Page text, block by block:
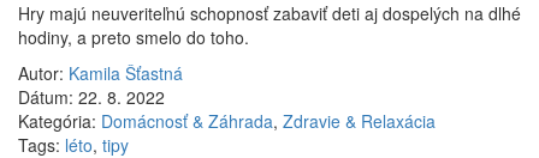
Hry majú neuveriteľnú schopnosť zabaviť deti aj dospelých na dlhé
hodiny, a preto smelo do toho.
Autor: Kamila Šťastná
Dátum: 22. 8. 2022
Kategória: Domácnosť & Záhrada, Zdravie & Relaxácia
Tags: léto, tipy